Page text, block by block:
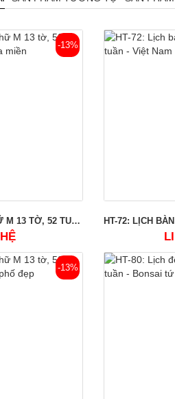
-13%
HT-74: LỊCH BÀN CHỮ M 13 TỜ, 52 TUẦN - QUÊ HƯƠNG BA MIỀN
-13%